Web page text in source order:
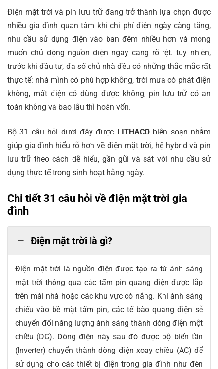
Điện mặt trời và pin lưu trữ đang trở thành lựa chọn được
nhiều gia đình quan tâm khi chi phí điện ngày càng tăng,
nhu cầu sử dụng điện vào ban đêm nhiều hơn và mong
muốn chủ động nguồn điện ngày càng rõ rệt. tuy nhiên,
trước khi đầu tư, đa số chủ nhà đều có những thắc mắc rất
thực tế: nhà mình có phù hợp không, trời mưa có phát điện
không, mất điện có dùng được không, pin lưu trữ có an
toàn không và bao lâu thì hoàn vốn.
Bộ 31 câu hỏi dưới đây được LITHACObiên soạn nhằm
giúp gia đình hiểu rõ hơn về điện mặt trời, hệ hybrid và pin
lưu trữ theo cách dễ hiểu, gần gũi và sát với nhu cầu sử
dụng thực tế trong sinh hoạt hằng ngày.
Chi tiết 31 câu hỏi về điện mặt trời gia
đình
Điện mặt trời là gì?
Điện mặt trời là nguồn điện được tạo ra từ ánh sáng
mặt trời thông qua các tấm pin quang điện được lắp
trên mái nhà hoặc các khu vực có nắng. Khi ánh sáng
chiếu vào bề mặt tấm pin, các tế bào quang điện sẽ
chuyển đổi năng lượng ánh sáng thành dòng điện một
chiều (DC). Dòng điện này sau đó được bộ biến tần
(Inverter) chuyển thành dòng điện xoay chiều (AC) để
sử dụng cho các thiết bị điện trong gia đình như đèn